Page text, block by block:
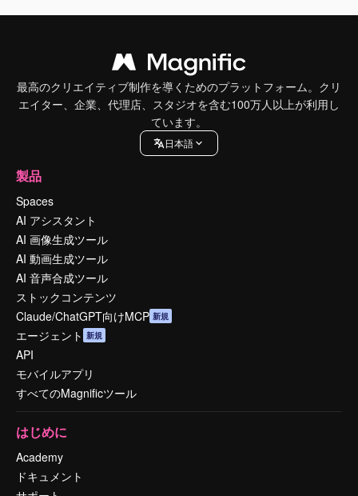
最高のクリエイティブ制作を導くためのプラットフォーム。クリ
エイター、企業、代理店、スタジオを含む100万人以上が利用し
ています。
日本語
製品
Spaces
AI アシスタント
AI 画像生成ツール
AI 動画生成ツール
AI 音声合成ツール
ストックコンテンツ
Claude/ChatGPT向けMCP 新規
エージェント 新規
API
モバイルアプリ
すべてのMagnificツール
はじめに
Academy
ドキュメント